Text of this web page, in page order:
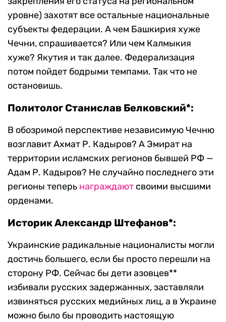
уровне) захотят все остальные национальные
субъекты федерации. А чем Башкирия хуже
Чечни, спрашивается? Или чем Калмыкия
хуже? Якутия и так далее. Федерализация
потом пойдет бодрыми темпами. Так что не
остановишь.
Политолог Станислав Белковский*:
В обозримой перспективе независимую Чечню
возглавит Ахмат Р. Кадыров? А Эмират на
территории исламских регионов бывшей РФ —
Адам Р. Кадыров? Не случайно последнего эти
регионы теперь награждают своими высшими
орденами.
Историк Александр Штефанов*:
Украинские радикальные националисты могли
достичь большего, если бы просто перешли на
сторону РФ. Сейчас бы дети азовцев**
избивали русских задержанных, заставляли
извиняться русских медийных лиц, а в Украине
можно было бы проводить настоящую